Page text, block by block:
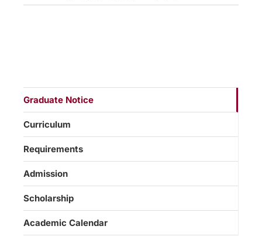
Graduate Notice
Curriculum
Requirements
Admission
Scholarship
Academic Calendar